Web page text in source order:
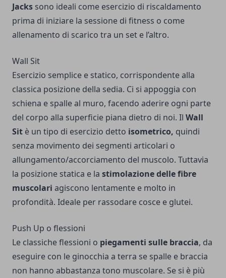
Jacks sono ideali come esercizio di riscaldamento
prima di iniziare la sessione di fitness o come
allenamento di scarico tra un set e l’altro.
Wall Sit
Esercizio semplice e statico, corrispondente alla
classica posizione della sedia. Ci si appoggia con
schiena e spalle al muro, facendo aderire ogni parte
del corpo alla superficie piana dietro di noi. Il Wall
Sit è un tipo di esercizio detto isometrico, quindi
senza movimento dei segmenti articolari o
allungamento/accorciamento del muscolo. Tuttavia
la posizione statica e la stimolazione delle fibre
muscolari agiscono lentamente e molto in
profondità. Ideale per rassodare cosce e glutei.
Push Up o flessioni
Le classiche flessioni o piegamenti sulle braccia, da
eseguire con le ginocchia a terra se spalle e braccia
non hanno abbastanza tono muscolare. Se si è più